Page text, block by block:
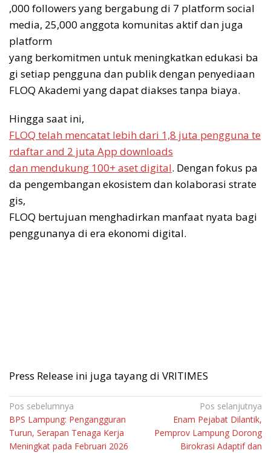
,000 followers yang bergabung di 7 platform social
media, 25,000 anggota komunitas aktif dan juga
platform
yang berkomitmen untuk meningkatkan edukasi ba
gi setiap pengguna dan publik dengan penyediaan
FLOQ Akademi yang dapat diakses tanpa biaya.
Hingga saat ini,
FLOQ telah mencatat lebih dari 1,8 juta pengguna te
rdaftar and 2 juta App downloads
dan mendukung 100+ aset digital. Dengan fokus pa
da pengembangan ekosistem dan kolaborasi strate
gis,
FLOQ bertujuan menghadirkan manfaat nyata bagi
penggunanya di era ekonomi digital.
Press Release ini juga tayang di VRITIMES
Navigasi
pos
Pos sebelumnya
BPS Lampung: Pengangguran
Turun, Serapan Tenaga Kerja
Meningkat pada Februari 2026
Pos selanjutnya
Enam Pejabat Dilantik,
Pemprov Lampung Dorong
Birokrasi Adaptif dan